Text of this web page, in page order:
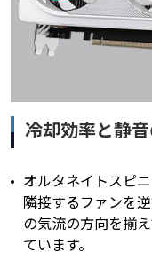
冷却効率と静
オルタネイトスピ
隣接するファンを
の気流の方向を揃
ています。